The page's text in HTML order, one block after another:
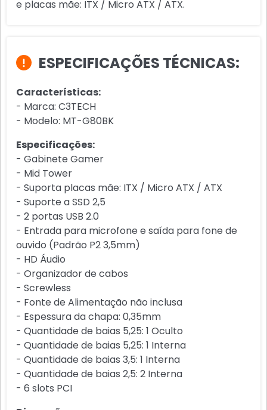
e placas mãe: ITX / Micro ATX / ATX.
ESPECIFICAÇÕES TÉCNICAS:
Características:
- Marca: C3TECH
- Modelo: MT-G80BK
Especificações:
- Gabinete Gamer
- Mid Tower
- Suporta placas mãe: ITX / Micro ATX / ATX
- Suporte a SSD 2,5
- 2 portas USB 2.0
- Entrada para microfone e saída para fone de
ouvido (Padrão P2 3,5mm)
- HD Áudio
- Organizador de cabos
- Screwless
- Fonte de Alimentação não inclusa
- Espessura da chapa: 0,35mm
- Quantidade de baias 5,25: 1 Oculto
- Quantidade de baias 5,25: 1 Interna
- Quantidade de baias 3,5: 1 Interna
- Quantidade de baias 2,5: 2 Interna
- 6 slots PCI